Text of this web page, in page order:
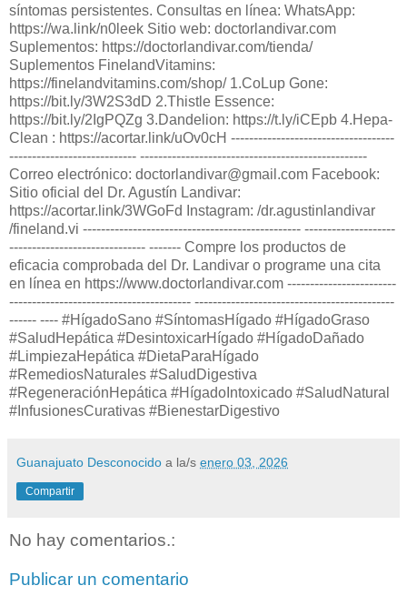
síntomas persistentes. Consultas en línea: WhatsApp:
https://wa.link/n0leek Sitio web: doctorlandivar.com
Suplementos: https://doctorlandivar.com/tienda/
Suplementos FinelandVitamins:
https://finelandvitamins.com/shop/ 1.CoLup Gone:
https://bit.ly/3W2S3dD 2.Thistle Essence:
https://bit.ly/2IgPQZg 3.Dandelion: https://t.ly/iCEpb 4.Hepa-
Clean : https://acortar.link/uOv0cH ------------------------------------
---------------------------- --------------------------------------------------
Correo electrónico: doctorlandivar@gmail.com Facebook:
Sitio oficial del Dr. Agustín Landivar:
https://acortar.link/3WGoFd Instagram: /dr.agustinlandivar
/fineland.vi ------------------------------------------------ --------------------
------------------------------ ------- Compre los productos de
eficacia comprobada del Dr. Landivar o programe una cita
en línea en https://www.doctorlandivar.com ------------------------
---------------------------------------- --------------------------------------------
------ ---- #HígadoSano #SíntomasHígado #HígadoGraso
#SaludHepática #DesintoxicarHígado #HígadoDañado
#LimpiezaHepática #DietaParaHígado
#RemediosNaturales #SaludDigestiva
#RegeneraciónHepática #HígadoIntoxicado #SaludNatural
#InfusionesCurativas #BienestarDigestivo
Guanajuato Desconocido a la/s enero 03, 2026
Compartir
No hay comentarios.:
Publicar un comentario